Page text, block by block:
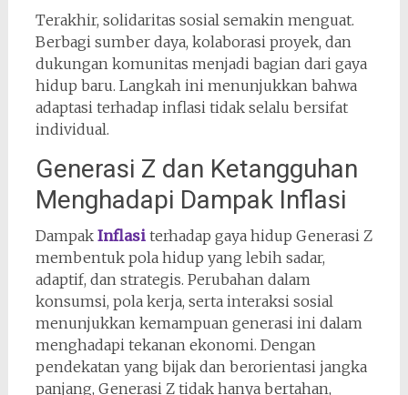
Terakhir, solidaritas sosial semakin menguat.
Berbagi sumber daya, kolaborasi proyek, dan
dukungan komunitas menjadi bagian dari gaya
hidup baru. Langkah ini menunjukkan bahwa
adaptasi terhadap inflasi tidak selalu bersifat
individual.
Generasi Z dan Ketangguhan
Menghadapi Dampak Inflasi
Dampak Inflasiterhadap gaya hidup Generasi Z
membentuk pola hidup yang lebih sadar,
adaptif, dan strategis. Perubahan dalam
konsumsi, pola kerja, serta interaksi sosial
menunjukkan kemampuan generasi ini dalam
menghadapi tekanan ekonomi. Dengan
pendekatan yang bijak dan berorientasi jangka
panjang, Generasi Z tidak hanya bertahan,